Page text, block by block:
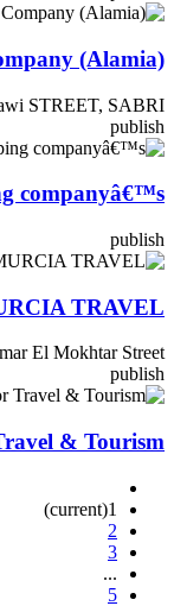
(Alamia)
STREET, SABRI
publish
companyâ€™s
publish
TRAVEL
El Mokhtar Street
publish
& Tourism
1
(current)
2
3
...
5